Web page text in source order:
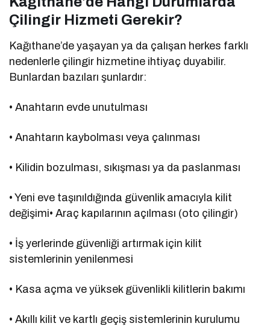
Çilingir Hizmeti Gerekir?
Kağıthane’de yaşayan ya da çalışan herkes farklı
nedenlerle çilingir hizmetine ihtiyaç duyabilir.
Bunlardan bazıları şunlardır:
• Anahtarın evde unutulması
• Anahtarın kaybolması veya çalınması
• Kilidin bozulması, sıkışması ya da paslanması
• Yeni eve taşınıldığında güvenlik amacıyla kilit
değişimi• Araç kapılarının açılması (oto çilingir)
• İş yerlerinde güvenliği artırmak için kilit
sistemlerinin yenilenmesi
• Kasa açma ve yüksek güvenlikli kilitlerin bakımı
• Akıllı kilit ve kartlı geçiş sistemlerinin kurulumu